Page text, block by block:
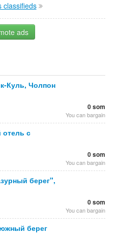
classifieds
ads
Куль, Чолпон
0 som
You can bargain
с
0 som
You can bargain
берег",
0 som
You can bargain
берег